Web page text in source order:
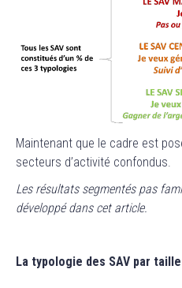
Maintenant que le cadre est
secteurs d’activité confondus.
Les résultats segmentés pas
développé dans cet article.
La typologie des SAV par